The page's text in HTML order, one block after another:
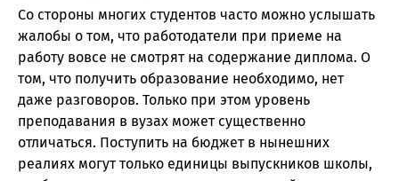
Со стороны многих студентов часто можно услышать
жалобы о том, что работодатели при приеме на
работу вовсе не смотрят на содержание диплома. О
том, что получить образование необходимо, нет
даже разговоров. Только при этом уровень
преподавания в вузах может существенно
отличаться. Поступить на бюджет в нынешних
реалиях могут только единицы выпускников школы,